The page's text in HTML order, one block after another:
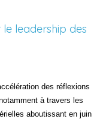
le leadership des
des réflexions
à travers les
aboutissant en juin